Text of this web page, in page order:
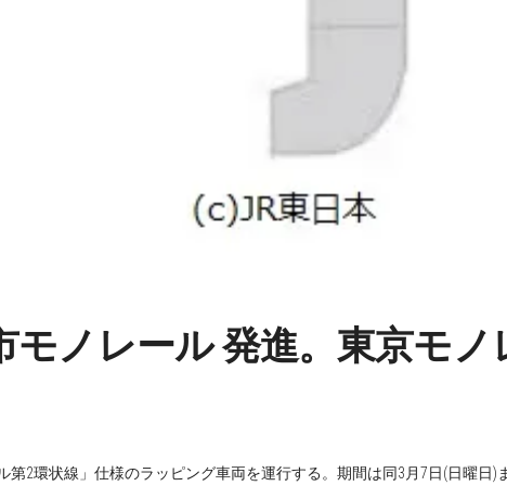
ノレール 発進。東京モノ
2環状線」仕様のラッピング車両を運行する。期間は同3月7日(日曜日)